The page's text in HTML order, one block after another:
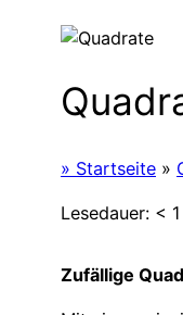
» Startseite »
Lesedauer: < 1
Zufällige